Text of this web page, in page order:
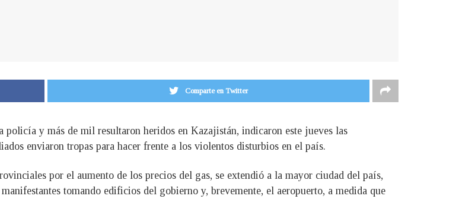
Comparte en Twitter
policía y más de mil resultaron heridos en Kazajistán, indicaron este jueves las
enviaron tropas para hacer frente a los violentos disturbios en el país.
por el aumento de los precios del gas, se extendió a la mayor ciudad del país,
tomando edificios del gobierno y, brevemente, el aeropuerto, a medida que